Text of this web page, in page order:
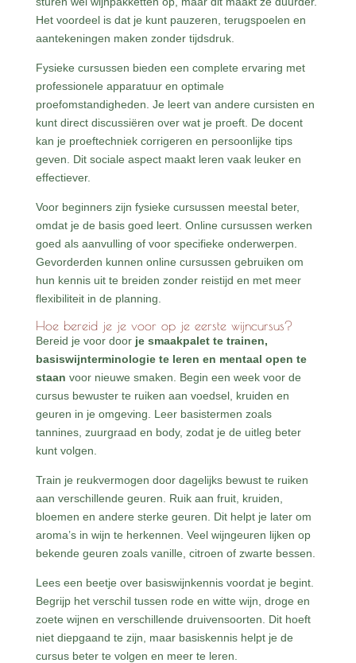
Het voordeel is dat je kunt pauzeren, terugspoelen en
aantekeningen maken zonder tijdsdruk.
Fysieke cursussen bieden een complete ervaring met
professionele apparatuur en optimale
proefomstandigheden. Je leert van andere cursisten en
kunt direct discussiëren over wat je proeft. De docent
kan je proeftechniek corrigeren en persoonlijke tips
geven. Dit sociale aspect maakt leren vaak leuker en
effectiever.
Voor beginners zijn fysieke cursussen meestal beter,
omdat je de basis goed leert. Online cursussen werken
goed als aanvulling of voor specifieke onderwerpen.
Gevorderden kunnen online cursussen gebruiken om
hun kennis uit te breiden zonder reistijd en met meer
flexibiliteit in de planning.
Hoe bereid je je voor op je eerste wijncursus?
Bereid je voor door je smaakpalet te trainen,
basiswijnterminologie te leren en mentaal open te
staan voor nieuwe smaken. Begin een week voor de
cursus bewuster te ruiken aan voedsel, kruiden en
geuren in je omgeving. Leer basistermen zoals
tannines, zuurgraad en body, zodat je de uitleg beter
kunt volgen.
Train je reukvermogen door dagelijks bewust te ruiken
aan verschillende geuren. Ruik aan fruit, kruiden,
bloemen en andere sterke geuren. Dit helpt je later om
aroma’s in wijn te herkennen. Veel wijngeuren lijken op
bekende geuren zoals vanille, citroen of zwarte bessen.
Lees een beetje over basiswijnkennis voordat je begint.
Begrijp het verschil tussen rode en witte wijn, droge en
zoete wijnen en verschillende druivensoorten. Dit hoeft
niet diepgaand te zijn, maar basiskennis helpt je de
cursus beter te volgen en meer te leren.